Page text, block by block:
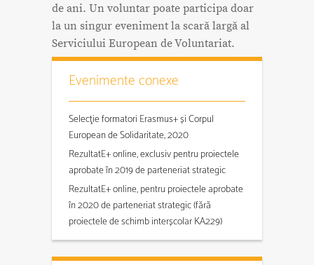
de ani. Un voluntar poate participa doar
la un singur eveniment la scară largă al
Serviciului European de Voluntariat.
Evenimente conexe
Selecţie formatori Erasmus+ și Corpul
European de Solidaritate, 2020
RezultatE+ online, exclusiv pentru proiectele
aprobate în 2019 de parteneriat strategic
RezultatE+ online, pentru proiectele aprobate
în 2020 de parteneriat strategic (fără
proiectele de schimb interșcolar KA229)